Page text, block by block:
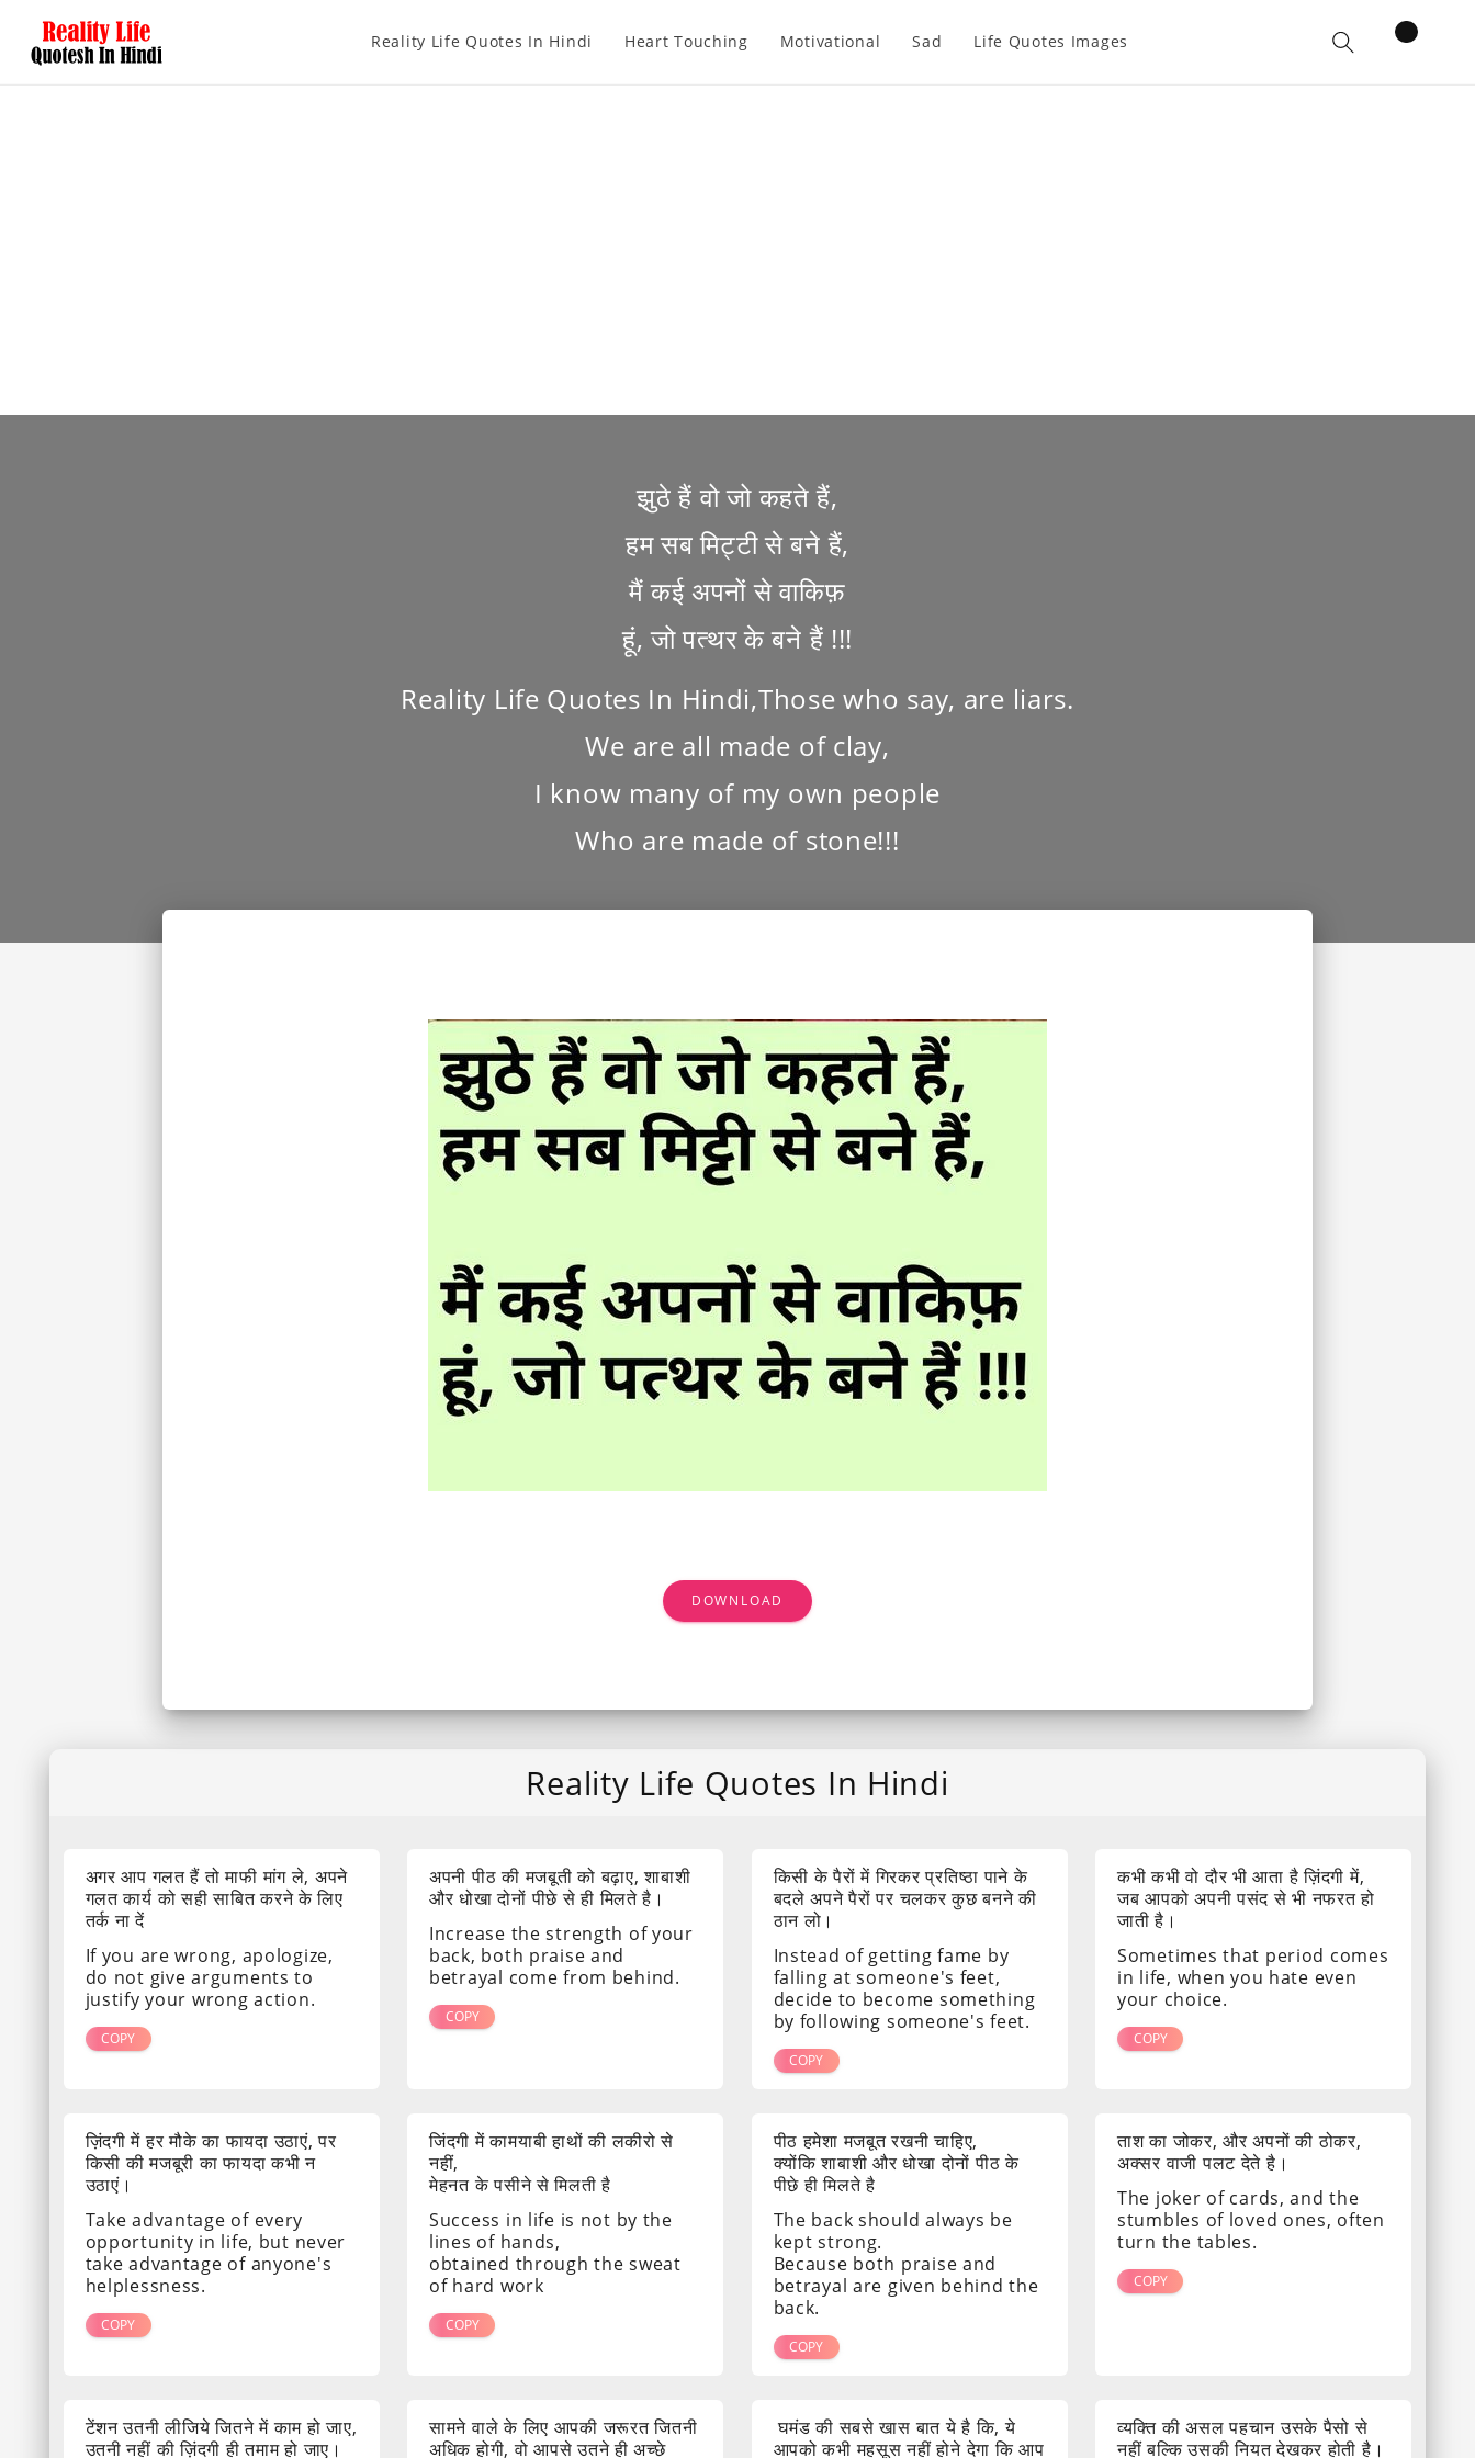
Reality Life Quotes In Hindi Heart Touching Motivational Sad Life Quotes Images Cart
items
झुठे हैं वो जो कहते हैं,
हम सब मिट्टी से बने हैं,
मैं कई अपनों से वाकिफ़
हूं, जो पत्थर के बने हैं !!!
Reality Life Quotes In Hindi,Those who say, are liars.
We are all made of clay,
I know many of my own people
Who are made of stone!!!
DOWNLOAD
Reality Life Quotes In Hindi
अगर आप गलत हैं तो माफी मांग ले, अपने
गलत कार्य को सही साबित करने के लिए
तर्क ना दें
If you are wrong, apologize,
do not give arguments to
justify your wrong action.
COPY
अपनी पीठ की मजबूती को बढ़ाए, शाबाशी
और धोखा दोनों पीछे से ही मिलते है।
Increase the strength of your
back, both praise and
betrayal come from behind.
COPY
किसी के पैरों में गिरकर प्रतिष्ठा पाने के
बदले अपने पैरों पर चलकर कुछ बनने की
ठान लो।
Instead of getting fame by
falling at someone's feet,
decide to become something
by following someone's feet.
COPY
कभी कभी वो दौर भी आता है ज़िंदगी में,
जब आपको अपनी पसंद से भी नफरत हो
जाती है।
Sometimes that period comes
in life, when you hate even
your choice.
COPY
ज़िंदगी में हर मौके का फायदा उठाएं, पर
किसी की मजबूरी का फायदा कभी न
उठाएं।
Take advantage of every
opportunity in life, but never
take advantage of anyone's
helplessness.
COPY
जिंदगी में कामयाबी हाथों की लकीरो से
नहीं,
मेहनत के पसीने से मिलती है
Success in life is not by the
lines of hands,
obtained through the sweat
of hard work
COPY
पीठ हमेशा मजबूत रखनी चाहिए,
क्योंकि शाबाशी और धोखा दोनों पीठ के
पीछे ही मिलते है
The back should always be
kept strong.
Because both praise and
betrayal are given behind the
back.
COPY
ताश का जोकर, और अपनों की ठोकर,
अक्सर वाजी पलट देते है।
The joker of cards, and the
stumbles of loved ones, often
turn the tables.
COPY
टेंशन उतनी लीजिये जितने में काम हो जाए,
उतनी नहीं की ज़िंदगी ही तमाम हो जाए।
सामने वाले के लिए आपकी जरूरत जितनी
अधिक होगी, वो आपसे उतने ही अच्छे
घमंड की सबसे खास बात ये है कि, ये
आपको कभी महसूस नहीं होने देगा कि आप
व्यक्ति की असल पहचान उसके पैसो से
नहीं बल्कि उसकी नियत देखकर होती है।